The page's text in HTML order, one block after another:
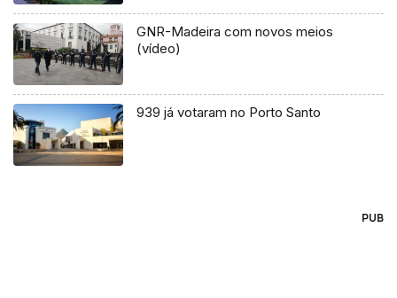
GNR-Madeira com novos meios
(vídeo)
939 já votaram no Porto Santo
PUB